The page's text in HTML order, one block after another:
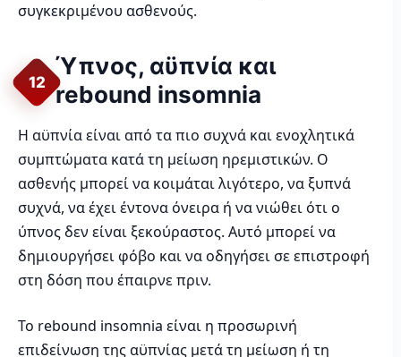
συγκεκριμένου ασθενούς.
12
Ύπνος, αϋπνία και
rebound insomnia
Η αϋπνία είναι από τα πιο συχνά και ενοχλητικά
συμπτώματα κατά τη μείωση ηρεμιστικών. Ο
ασθενής μπορεί να κοιμάται λιγότερο, να ξυπνά
συχνά, να έχει έντονα όνειρα ή να νιώθει ότι ο
ύπνος δεν είναι ξεκούραστος. Αυτό μπορεί να
δημιουργήσει φόβο και να οδηγήσει σε επιστροφή
στη δόση που έπαιρνε πριν.
Το rebound insomnia είναι η προσωρινή
επιδείνωση της αϋπνίας μετά τη μείωση ή τη